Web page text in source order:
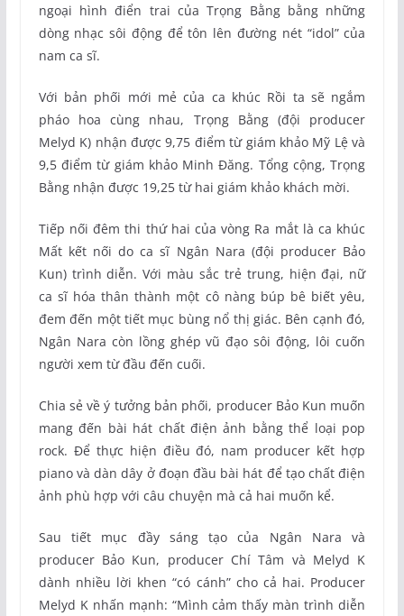
ngoại hình điển trai của Trọng Bằng bằng những
dòng nhạc sôi động để tôn lên đường nét “idol” của
nam ca sĩ.
Với bản phối mới mẻ của ca khúc Rồi ta sẽ ngắm
pháo hoa cùng nhau, Trọng Bằng (đội producer
Melyd K) nhận được 9,75 điểm từ giám khảo Mỹ Lệ và
9,5 điểm từ giám khảo Minh Đăng. Tổng cộng, Trọng
Bằng nhận được 19,25 từ hai giám khảo khách mời.
Tiếp nối đêm thi thứ hai của vòng Ra mắt là ca khúc
Mất kết nối do ca sĩ Ngân Nara (đội producer Bảo
Kun) trình diễn. Với màu sắc trẻ trung, hiện đại, nữ
ca sĩ hóa thân thành một cô nàng búp bê biết yêu,
đem đến một tiết mục bùng nổ thị giác. Bên cạnh đó,
Ngân Nara còn lồng ghép vũ đạo sôi động, lôi cuốn
người xem từ đầu đến cuối.
Chia sẻ về ý tưởng bản phối, producer Bảo Kun muốn
mang đến bài hát chất điện ảnh bằng thể loại pop
rock. Để thực hiện điều đó, nam producer kết hợp
piano và dàn dây ở đoạn đầu bài hát để tạo chất điện
ảnh phù hợp với câu chuyện mà cả hai muốn kể.
Sau tiết mục đầy sáng tạo của Ngân Nara và
producer Bảo Kun, producer Chí Tâm và Melyd K
dành nhiều lời khen “có cánh” cho cả hai. Producer
Melyd K nhấn mạnh: “Mình cảm thấy màn trình diễn